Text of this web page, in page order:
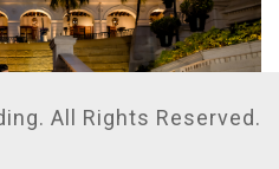
All Rights Reserved.